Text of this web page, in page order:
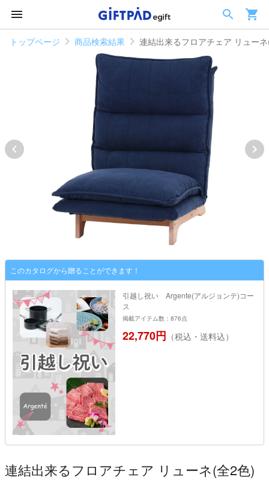
トップページ 商品検索結果 連結出来るフロアチェア リュー
このカタログから贈ることができます！
引越し祝い Argente(アルジョンテ)コー
ス
掲載アイテム数：876点
22,770円 （税込・送料込）
連結出来るフロアチェア リューネ(全2色)